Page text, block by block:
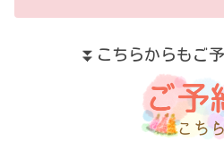
⏬こちらからもご